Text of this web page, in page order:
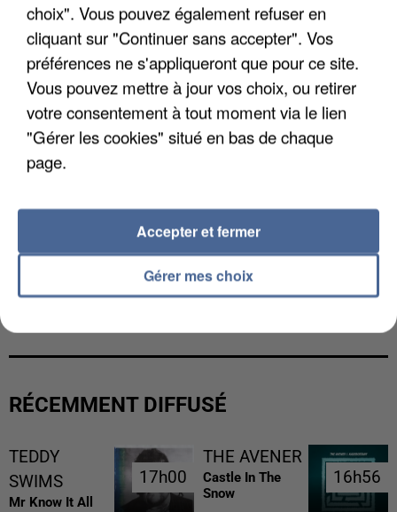
UNE TOURISTE DE L’OISE EMPORTÉE PAR UNE
RÉCEMMENT DIFFUSÉ
TEDDY
SWIMS
Mr Know It All
17h00
17h00
THE AVENER
Castle In The
Snow
16h56
16h56
choix". Vous pouvez également refuser en
cliquant sur "Continuer sans accepter". Vos
préférences ne s'appliqueront que pour ce site.
Vous pouvez mettre à jour vos choix, ou retirer
votre consentement à tout moment via le lien
"Gérer les cookies" situé en bas de chaque
page.
Gérer mes choix
Accepter et fermer